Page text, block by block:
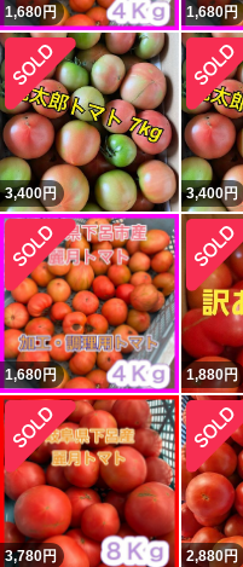
1,680円 1,680円
3,400円 3,400円
1,680円 1,880円
3,780円 2,880円